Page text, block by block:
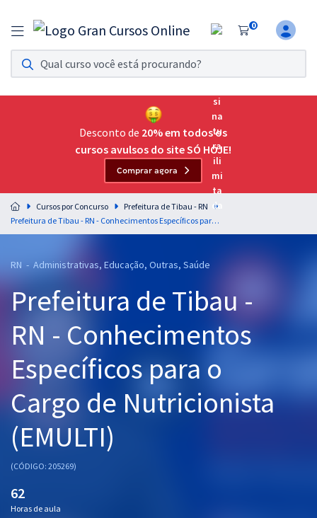
0
Assinatura Ilimitada 11
Acesso a todos os cursos. Teste grátis por 7 dias!
Assinatura OAB Até Passar
Acesso ilimitado a toda preparação para o Exame da
Residências Multiprofissionais
Preparação completa e intensiva para as principais
residências em saúde do Brasil
Cursos 20% OFF
Pós
Graduação
OAB
Mentorias
Questões grátis
Conteúdo gratuito
Desconto de 20% em todos os
cursos avulsos do site SÓ HOJE!
Comprar agora
Cursos por Concurso
Prefeitura de Tibau - RN
Prefeitura de Tibau - RN - Conhecimentos Específicos para o Cargo de Nutricionista (EMULTI)
RN - Administrativas, Educação, Outras, Saúde
Prefeitura de Tibau -
RN - Conhecimentos
Específicos para o
Cargo de Nutricionista
(EMULTI)
(CÓDIGO: 205269)
62
Horas de aula